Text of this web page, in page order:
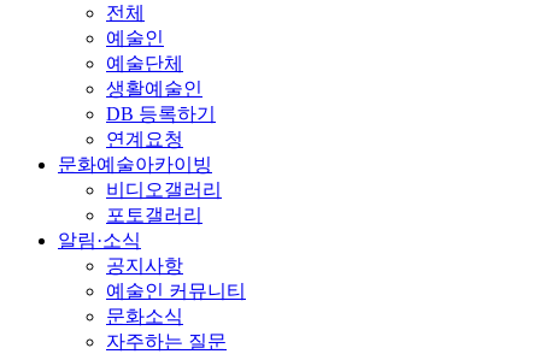
전체
예술인
예술단체
생활예술인
DB 등록하기
연계요청
문화예술아카이빙
비디오갤러리
포토갤러리
알림·소식
공지사항
예술인 커뮤니티
문화소식
자주하는 질문